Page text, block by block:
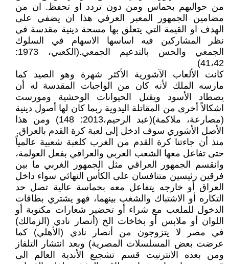
من حواليهم بحماس ومن دون تردد او تحفظ. ان من
مضامين الجمهور المعبر العرفي هذا ان يضفي على
الهدف او القيمة التي يتعلق بها مسحة دينية مقدسة في
نظر المشاركين فيه اساسها الاسهام في السلوك
الجمعي والحس بالتدعيم الجمعي.(الكعبي، 1973:
41،42)
كانت الألعاب الآشورية الأكثر شهرة وهو الصيد كما
مارسه الملك لأنه كان من الواجبات المقدسة له أن
يصطاد الأسود ويقتل الحيوانات الوحشية ومورست
اشكالاً أخرى من المقاتلة اليدوية ربما كان لها أصول دينية
(مصارعة، ملاكمة)(عبد الرحيم،2013: 148) ومن هذا
الأصل الأشوري سوف ادخل إلى لعبة كرة القدم بالعراق.
منذ أن جاءتنا كرة القدم من الغرب كلعبة شعبية عالمياً
حتى تفاعل معها الشعب العربي والعراقي بفعل العولمة،
وانقسم الجمهور العراقي مثل الجمهور الغربي ما بين
فرقين رئيسين متنافسان على الكأس النهائي سواء داخل
العراق أو خارجه يتفاعل معه بحماسة عالية تصل حد
التكاره أو الاشتباك والشغب بينهما، فهو يشتري بطاقات
الدخول للملعب مع شراء أو تحضير شعارات مكتوبة أو
اللوان أو ملابس أو بخاخات الخ (أنصار نادي (الزمالك)
في مصر لا يتزوجون من أنصار نادي (الأهلي) كما
عرضت بعض المسلسلات المصرية) وبعد انتشار التلفاز
ومن بعده الانترنيت قسم تشجيع الأندية العالم الى